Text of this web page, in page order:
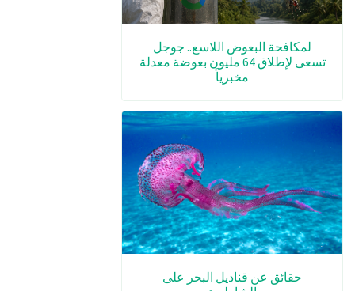
لمكافحة البعوض اللاسع.. جوجل
تسعى لإطلاق 64 مليون بعوضة معدلة
مخبرياً
حقائق عن قناديل البحر على